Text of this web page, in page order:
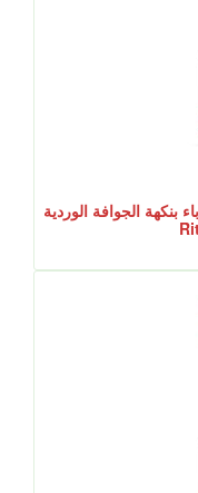
بنكهة الجوافة الوردية